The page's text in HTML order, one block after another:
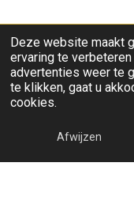
Deze website maakt
ervaring te
advertenties weer te
te klikken, gaat u
cookies.
Afwijzen
© 2011 - 2026
E-mailadres